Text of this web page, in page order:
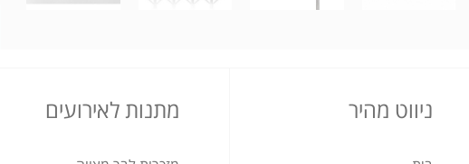
ניווט מהיר מתנות לאירועים